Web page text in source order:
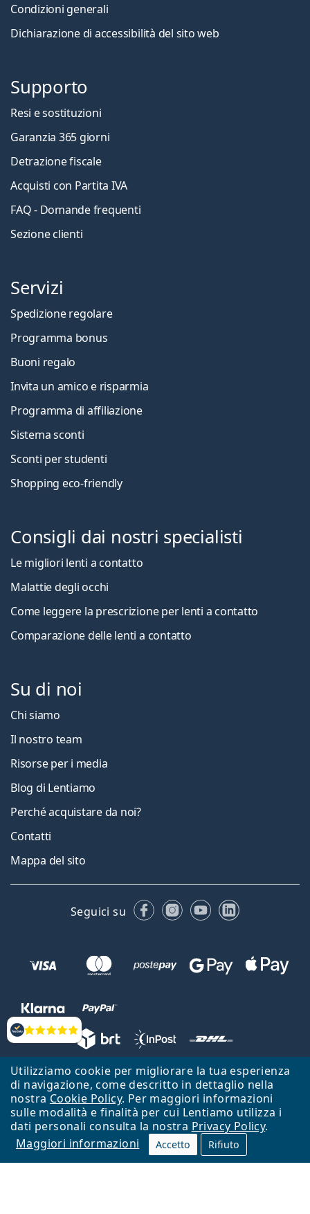
Utilizziamo cookie per migliorare la tua esperienza
di navigazione, come descritto in dettaglio nella
nostra Cookie Policy. Per maggiori informazioni
sulle modalità e finalità per cui Lentiamo utilizza i
dati personali consulta la nostra Privacy Policy.
Maggiori informazioni
Accetto Rifiuto
Valutazione
Condizioni generali
Dichiarazione di accessibilità del sito web
Supporto
Resi e sostituzioni
Garanzia 365 giorni
Detrazione fiscale
Acquisti con Partita IVA
FAQ - Domande frequenti
Sezione clienti
Servizi
Spedizione regolare
Programma bonus
Buoni regalo
Invita un amico e risparmia
Programma di affiliazione
Sistema sconti
Sconti per studenti
Shopping eco-friendly
Consigli dai nostri specialisti
Le migliori lenti a contatto
Malattie degli occhi
Come leggere la prescrizione per lenti a contatto
Comparazione delle lenti a contatto
Su di noi
Chi siamo
Il nostro team
Risorse per i media
Blog di Lentiamo
Perché acquistare da noi?
Contatti
Mappa del sito
Seguici su FacebookInstagram
YouTubeLinkedIn
Lentiamo s.r.o., Vídeňská 12, 37833 Nová Bystřice, Repubblica Ceca.
Partita IVA: CZ26104784
Torna alla Home Page
Vai all'inizio
Il sito Lentiamo.it è proprietà di Lentiamo s.r.o., che ne detiene la
Online - per te - da 18 anni!